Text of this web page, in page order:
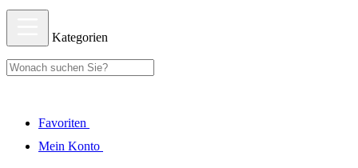
Kategorien
Favoriten
Mein Konto